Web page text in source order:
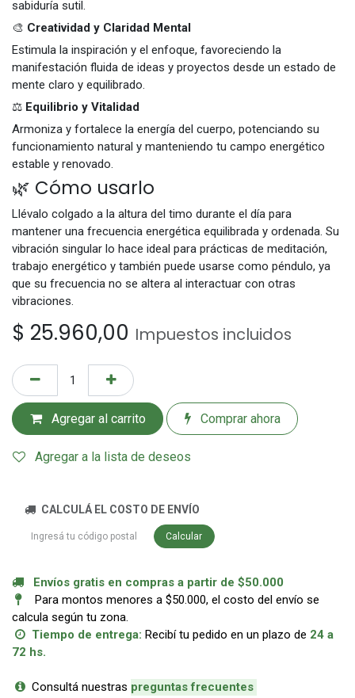
sabiduría sutil.
🎨 Creatividad y Claridad Mental
Estimula la inspiración y el enfoque, favoreciendo la
manifestación fluida de ideas y proyectos desde un estado de
mente claro y equilibrado.
⚖️ Equilibrio y Vitalidad
Armoniza y fortalece la energía del cuerpo, potenciando su
funcionamiento natural y manteniendo tu campo energético
estable y renovado.
🌿 Cómo usarlo
Llévalo colgado a la altura del timo durante el día para
mantener una frecuencia energética equilibrada y ordenada. Su
vibración singular lo hace ideal para prácticas de meditación,
trabajo energético y también puede usarse como péndulo, ya
que su frecuencia no se altera al interactuar con otras
vibraciones.
$ 25.960,00 Impuestos incluidos
Agregar al carrito Comprar ahora
Agregar a la lista de deseos
CALCULÁ EL COSTO DE ENVÍO
Calcular
Envíos gratis en compras a partir de $50.000
Para montos menores a $50.000, el costo del envío se
calcula según tu zona.
Tiempo de entrega: Recibí tu pedido en un plazo de 24 a
72 hs.
Consultá nuestras preguntas frecuentes